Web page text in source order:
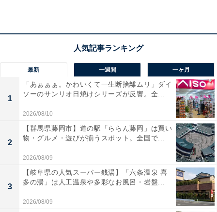
ニューも豊富。
「はが」のアクセス・営業時間
所在地：兵庫県宍粟市波賀町原149
アクセス：国道29号線沿い（姫路方面と鳥取方面を結ぶ
路線の中間地点）
営業時間：売店9:00～17:00／食堂11:00～15:00（土日祝
定休日：木曜日（祝日は営業）※12～3月の冬季期間は
木・金曜日
駐車場：要確認（縦列タイプの区画あり）
主な施設：お食事処「楓の里」、特産品売店、防災資料
最新 一週間 一ヶ月
1
「あぁぁぁ。かわいくて一生断捨離ムリ」ダイ
ソーのサンリオ日焼けシリーズが反響。全...
2026/08/10
2
【群馬県藤岡市】道の駅「ららん藤岡」は買い
物・グルメ・遊びが揃うスポット。全国で...
2026/08/09
3
【岐阜県の人気スーパー銭湯】「六条温泉 喜
多の湯」は人工温泉や多彩なお風呂・岩盤...
2026/08/09